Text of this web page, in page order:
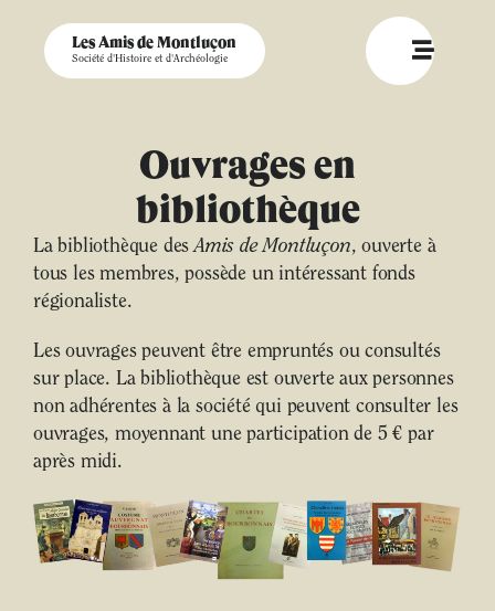
Les Amis de Montluçon
Société d'Histoire et d'Archéologie
Ouvrages en
bibliothèque
La bibliothèque desAmis de Montluçon, ouverte à
tous les membres, possède un intéressant fonds
régionaliste.
Les ouvrages peuvent être empruntés ou consultés
sur place. La bibliothèque est ouverte aux personnes
non adhérentes à la société qui peuvent consulter les
ouvrages, moyennant une participation de 5 € par
après midi.